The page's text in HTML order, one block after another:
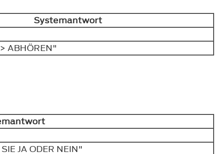
Systemantwort
ABHÖREN"
JA ODER NEIN"